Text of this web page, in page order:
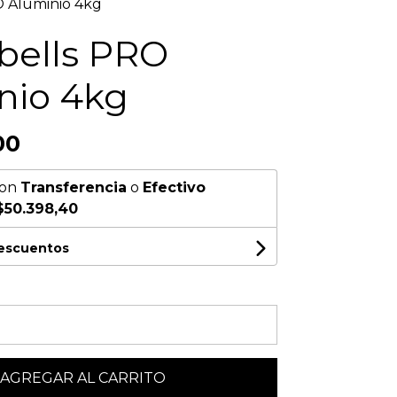
Aluminio 4kg
PRO
4kg
Transferencia o Efectivo
AGREGAR AL CARRITO